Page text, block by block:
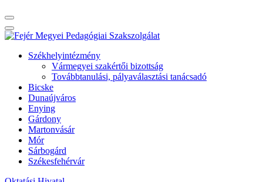
Székhelyintézmény
Vármegyei szakértői bizottság
Továbbtanulási, pályaválasztási tanácsadó
Bicske
Dunaújváros
Enying
Gárdony
Martonvásár
Mór
Sárbogárd
Székesfehérvár